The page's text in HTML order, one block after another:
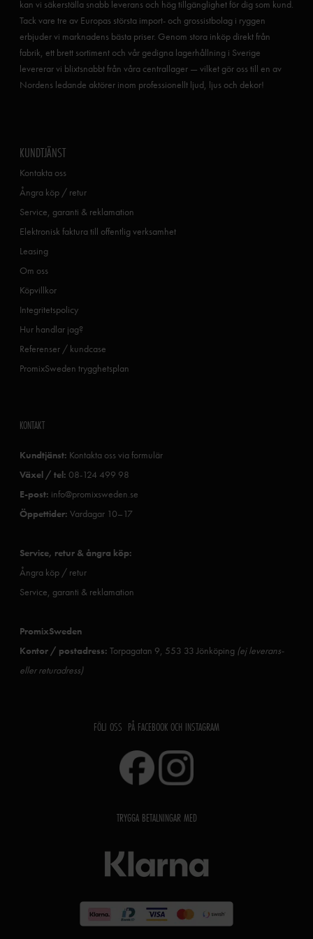
kan vi säkerställa snabb leverans och hög tillgänglighet för dig som kund.
Tack vare tre av Europas största import- och grossistbolag i ryggen
erbjuder vi marknadens bästa priser. Genom stora inköp direkt från
fabrik, ett brett sortiment och vår gedigna lagerhållning i Sverige
levererar vi blixtsnabbt från våra centrallager — vilket gör oss till en av
Nordens ledande aktörer inom professionellt ljud, ljus och dekor!
KUNDTJÄNST
Kontakta oss
Ångra köp / retur
Service, garanti & reklamation
Elektronisk faktura till offentlig verksamhet
Leasing
Om oss
Köpvillkor
Integritetspolicy
Hur handlar jag?
Referenser / kundcase
PromixSweden trygghetsplan
KONTAKT
Kundtjänst: Kontakta oss via formulär
Växel / tel: 08-124 499 98
E-post: info@promixsweden.se
Öppettider: Vardagar 10–17
Service, retur & ångra köp:
Ångra köp / retur
Service, garanti & reklamation
PromixSweden
Kontor / postadress: Torpagatan 9, 553 33 Jönköping (ej leverans-
eller returadress)
FÖLJ OSS PÅ FACEBOOK OCH INSTAGRAM
TRYGGA BETALNINGAR MED